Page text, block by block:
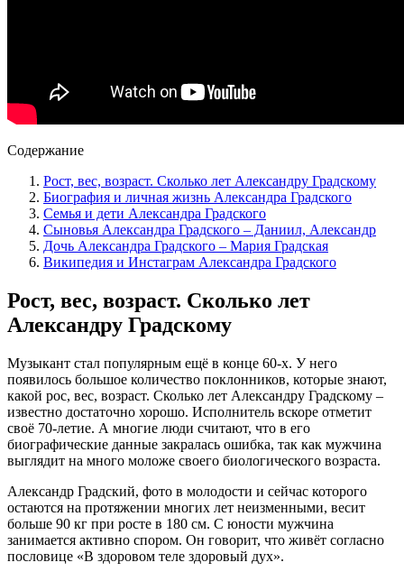
Содержание
Рост, вес, возраст. Сколько лет Александру Градскому
Биография и личная жизнь Александра Градского
Семья и дети Александра Градского
Сыновья Александра Градского – Даниил, Александр
Дочь Александра Градского – Мария Градская
Википедия и Инстаграм Александра Градского
Рост, вес, возраст. Сколько лет
Александру Градскому
Музыкант стал популярным ещё в конце 60-х. У него
появилось большое количество поклонников, которые знают,
какой рос, вес, возраст. Сколько лет Александру Градскому –
известно достаточно хорошо. Исполнитель вскоре отметит
своё 70-летие. А многие люди считают, что в его
биографические данные закралась ошибка, так как мужчина
выглядит на много моложе своего биологического возраста.
Александр Градский, фото в молодости и сейчас которого
остаются на протяжении многих лет неизменными, весит
больше 90 кг при росте в 180 см. С юности мужчина
занимается активно спором. Он говорит, что живёт согласно
пословице «В здоровом теле здоровый дух».